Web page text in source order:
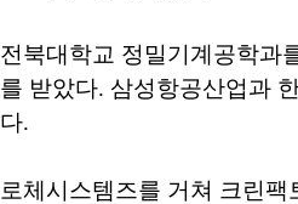
전북대학교 정밀기계공학과
를 받았다. 삼성항공산업과
다.
로체시스템즈를 거쳐 크린